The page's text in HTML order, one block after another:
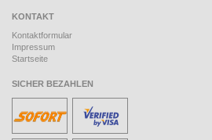
KONTAKT
Kontaktformular
Impressum
Startseite
SICHER BEZAHLEN